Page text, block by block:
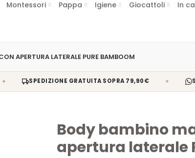
Montessori Pappa Igiene Giocattoli In
APERTURA LATERALE PURE BAMBOOM
SPEDIZIONE GRATUITA SOPRA 79,90€ ✦
Body bambino
apertura laterale